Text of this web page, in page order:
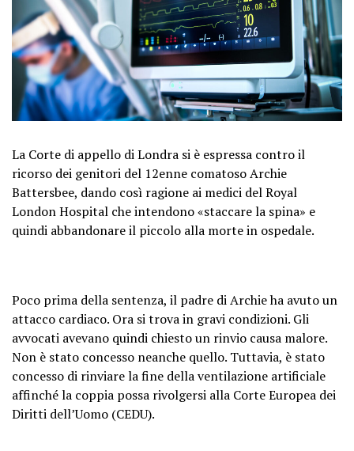
La Corte di appello di Londra si è espressa contro il
ricorso dei genitori del 12enne comatoso Archie
Battersbee, dando così ragione ai medici del Royal
London Hospital che intendono «staccare la spina» e
quindi abbandonare il piccolo alla morte in ospedale.
Poco prima della sentenza, il padre di Archie ha avuto un
attacco cardiaco. Ora si trova in gravi condizioni. Gli
avvocati avevano quindi chiesto un rinvio causa malore.
Non è stato concesso neanche quello. Tuttavia, è stato
concesso di rinviare la fine della ventilazione artificiale
affinché la coppia possa rivolgersi alla Corte Europea dei
Diritti dell’Uomo (CEDU).